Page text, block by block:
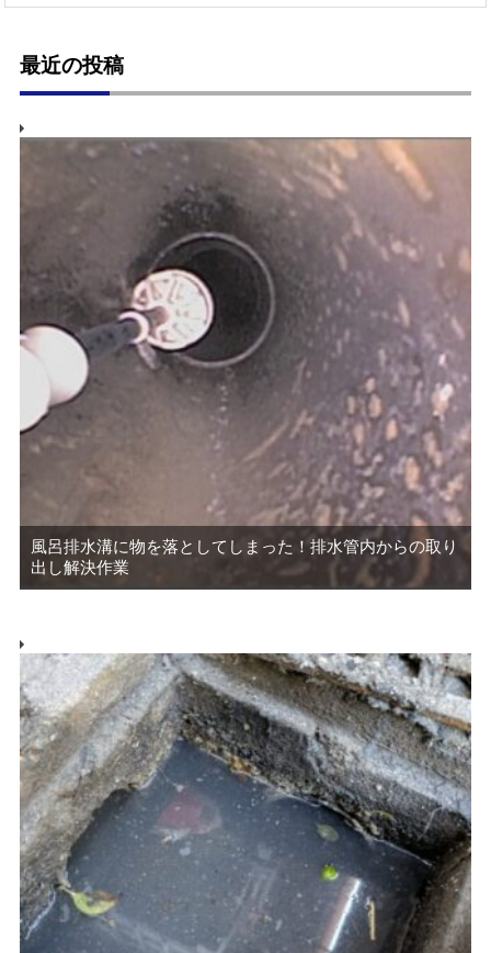
最近の投稿
風呂排水溝に物を落としてしまった！排水管内からの取り
出し解決作業